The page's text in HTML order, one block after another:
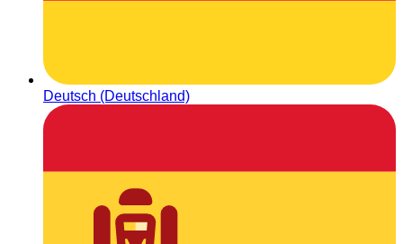
Deutsch (Deutschland)